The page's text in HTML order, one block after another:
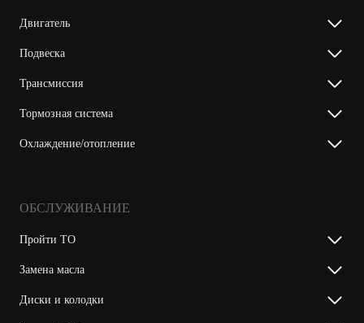
Двигатель
Подвеска
Трансмиссия
Тормозная система
Охлаждение/отопление
ОБСЛУЖИВАНИЕ
Пройти ТО
Замена масла
Диски и колодки